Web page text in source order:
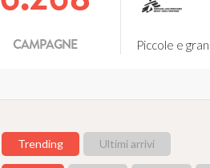
CAMPAGNE Piccole e
Trending Ultimi arrivi